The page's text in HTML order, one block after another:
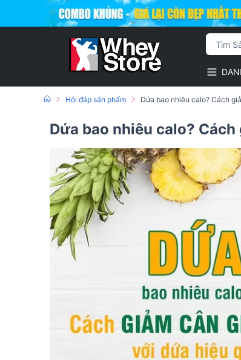
Hỏi đáp sản phẩm Dứa bao nhiêu calo? Cách
Dứa bao nhiêu calo?